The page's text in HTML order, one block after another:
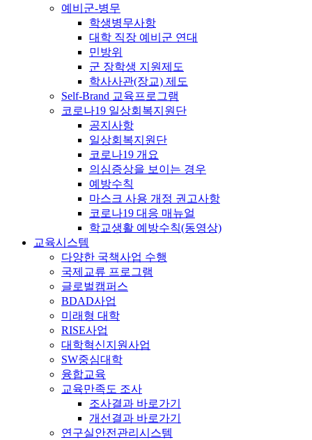
예비군-병무
학생병무사항
대학 직장 예비군 연대
민방위
군 장학생 지원제도
학사사관(장교) 제도
Self-Brand 교육프로그램
코로나19 일상회복지원단
공지사항
일상회복지원단
코로나19 개요
의심증상을 보이는 경우
예방수칙
마스크 사용 개정 권고사항
코로나19 대응 매뉴얼
학교생활 예방수칙(동영상)
교육시스템
다양한 국책사업 수행
국제교류 프로그램
글로벌캠퍼스
BDAD사업
미래형 대학
RISE사업
대학혁신지원사업
SW중심대학
융합교육
교육만족도 조사
조사결과 바로가기
개선결과 바로가기
연구실안전관리시스템